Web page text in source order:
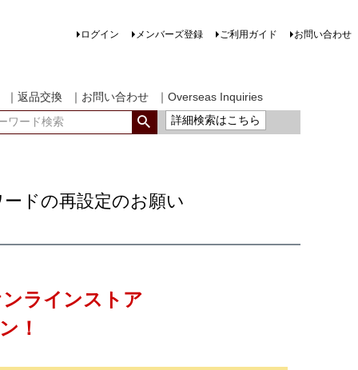
ログイン メンバーズ登録 ご利用ガイド お問い合わせ
｜返品交換 ｜お問い合わせ
｜Overseas Inquiries
詳細検索はこちら
ドの再設定のお願い
ラインストア
！